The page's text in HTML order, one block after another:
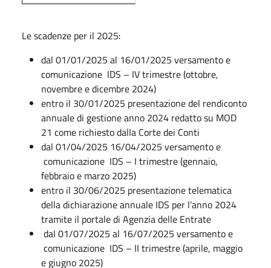
Le scadenze per il 2025:
dal 01/01/2025 al 16/01/2025 versamento e
comunicazione IDS – IV trimestre (ottobre,
novembre e dicembre 2024)
entro il 30/01/2025 presentazione del rendiconto
annuale di gestione anno 2024 redatto su MOD
21 come richiesto dalla Corte dei Conti
dal 01/04/2025 16/04/2025 versamento e
comunicazione IDS – I trimestre (gennaio,
febbraio e marzo 2025)
entro il 30/06/2025 presentazione telematica
della dichiarazione annuale IDS per l’anno 2024
tramite il portale di Agenzia delle Entrate
dal 01/07/2025 al 16/07/2025 versamento e
comunicazione IDS – II trimestre (aprile, maggio
e giugno 2025)